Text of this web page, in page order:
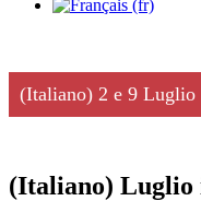
(Italiano) 2 e 9 Luglio
(Italiano) Luglio